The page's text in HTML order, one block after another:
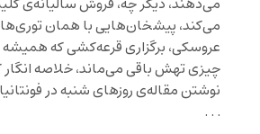
می‌کند، پیشخان‌هایی با همان
عروسکی، برگزاری قرعه‌کشی که
چیزی تهش باقی می‌ماند، خلاصه انگار
نوشتن مقاله‌ی روزهای شنبه در
. . .